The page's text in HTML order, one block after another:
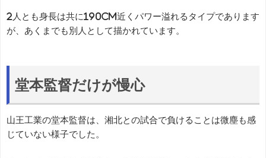
2人とも身長は共に190cm近くパワー溢れるタイプであります
が、あくまでも別人として描かれています。
堂本監督だけが慢心
山王工業の堂本監督は、湘北との試合で負けることは微塵も感
じていない様子でした。